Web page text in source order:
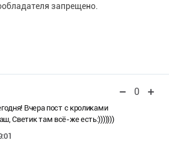
запрещено.
0
Вчера пост с кроликами
Светик там всё-же есть:)))))))